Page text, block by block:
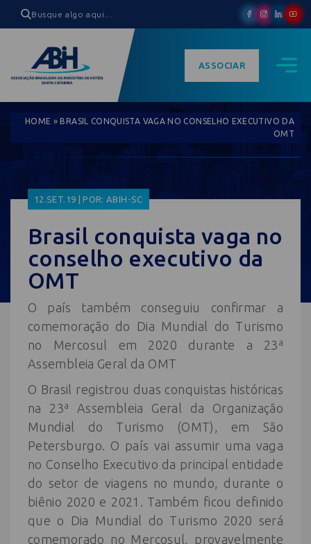
ASSOCIAR
HOME »BRASIL CONQUISTA VAGA NO CONSELHO EXECUTIVO DA
OMT
12.SET.19 | POR: ABIH-SC
Brasil conquista vaga no
conselho executivo da
OMT
O país também conseguiu confirmar a
comemoração do Dia Mundial do Turismo
no Mercosul em 2020 durante a 23ª
Assembleia Geral da OMT
O Brasil registrou duas conquistas históricas
na 23ª Assembleia Geral da Organização
Mundial do Turismo (OMT), em São
Petersburgo. O país vai assumir uma vaga
no Conselho Executivo da principal entidade
do setor de viagens no mundo, durante o
biênio 2020 e 2021. Também ficou definido
que o Dia Mundial do Turismo 2020 será
comemorado no Mercosul, provavelmente